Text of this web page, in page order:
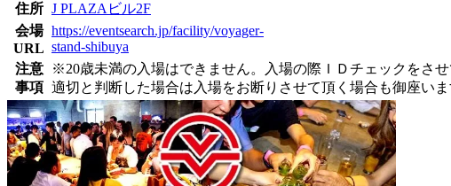
住所 J PLAZAビル2F
会場
URL
https://eventsearch.jp/facility/voyager-
stand-shibuya
注意
事項
※20歳未満の入場はできません。入場の際ＩＤチェックをさ
適切と判断した場合は入場をお断りさせて頂く場合も御座いま